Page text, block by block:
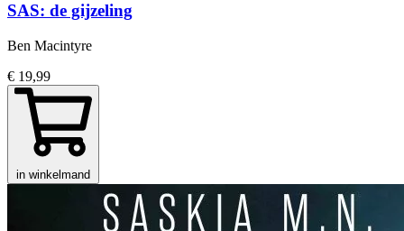
SAS: de gijzeling
Ben Macintyre
€ 19,99
in winkelmand